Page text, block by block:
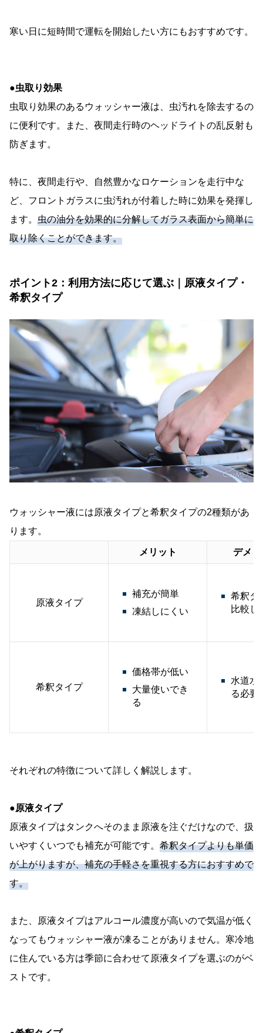
寒い日に短時間で運転を開始したい方にもおすすめです。
●虫取り効果
虫取り効果のあるウォッシャー液は、虫汚れを除去するの
に便利です。また、夜間走行時のヘッドライトの乱反射も
防ぎます。
特に、夜間走行や、自然豊かなロケーションを走行中な
ど、フロントガラスに虫汚れが付着した時に効果を発揮し
ます。 虫の油分を効果的に分解してガラス表面から簡単に
取り除くことができます。
ポイント2：利用方法に応じて選ぶ｜原液タイプ・
希釈タイプ
ウォッシャー液には原液タイプと希釈タイプの2種類があ
ります。
メリット デメリ
原液タイプ
補充が簡単
凍結しにくい
希釈タ
比較し
希釈タイプ
価格帯が低い
大量使いでき
る
水道水
る必要
それぞれの特徴について詳しく解説します。
●原液タイプ
原液タイプはタンクへそのまま原液を注ぐだけなので、扱
いやすくいつでも補充が可能です。 希釈タイプよりも単価
が上がりますが、補充の手軽さを重視する方におすすめで
す。
また、原液タイプはアルコール濃度が高いので気温が低く
なってもウォッシャー液が凍ることがありません。寒冷地
に住んでいる方は季節に合わせて原液タイプを選ぶのがベ
ストです。